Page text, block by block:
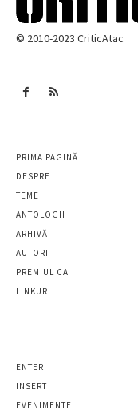
© 2010-2023 CriticAtac
PRIMA PAGINĂ
DESPRE
TEME
ANTOLOGII
ARHIVĂ
AUTORI
PREMIUL CA
LINKURI
ENTER
INSERT
EVENIMENTE